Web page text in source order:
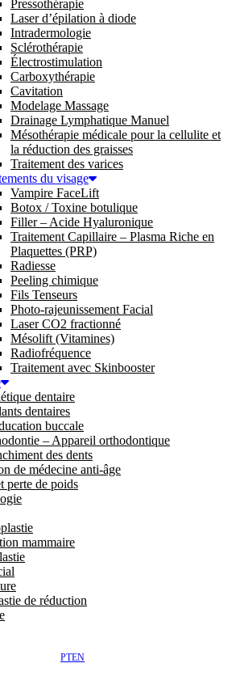
Pressothérapie
Laser d’épilation à diode
Intradermologie
Sclérothérapie
Électrostimulation
Carboxythérapie
Cavitation
Modelage Massage
Drainage Lymphatique Manuel
Mésothérapie médicale pour la cellulite et
la réduction des graisses
Traitement des varices
du visage
Vampire FaceLift
Botox / Toxine botulique
Filler – Acide Hyaluronique
Traitement Capillaire – Plasma Riche en
Plaquettes (PRP)
Radiesse
Peeling chimique
Fils Tenseurs
Photo-rajeunissement Facial
Laser CO2 fractionné
Mésolift (Vitamines)
Radiofréquence
Traitement avec Skinbooster
dentaire
dentaires
buccale
– Appareil orthodontique
des dents
de médecine anti-âge
perte de poids
mammaire
de réduction
PTEN